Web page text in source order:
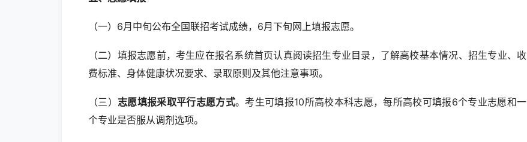
（一）6月中旬公布全国联招考试成绩，6月下旬网上填报志愿。
（二）填报志愿前，考生应在报名系统首页认真阅读招生专业目录，了解高校基本情况、招生专业、收
费标准、身体健康状况要求、录取原则及其他注意事项。
（三）志愿填报采取平行志愿方式。考生可填报10所高校本科志愿，每所高校可填报6个专业志愿和一
个专业是否服从调剂选项。